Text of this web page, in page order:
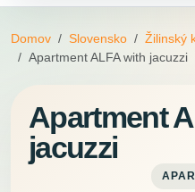
Domov Slovensko Žilinský
Apartment ALFA with jacuzzi
Apartment
jacuzzi